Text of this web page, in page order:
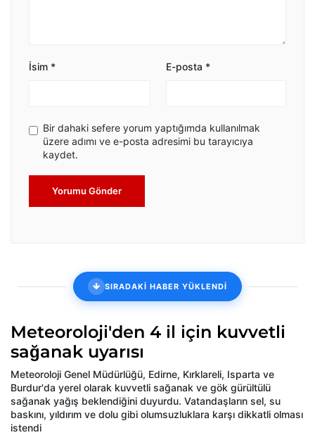
İsim * E-posta *
Bir dahaki sefere yorum yaptığımda kullanılmak
üzere adımı ve e-posta adresimi bu tarayıcıya
kaydet.
Yorumu Gönder
SIRADAKİ HABER YÜKLENDİ
Meteoroloji'den 4 il için kuvvetli
sağanak uyarısı
Meteoroloji Genel Müdürlüğü, Edirne, Kırklareli, Isparta ve
Burdur'da yerel olarak kuvvetli sağanak ve gök gürültülü
sağanak yağış beklendiğini duyurdu. Vatandaşların sel, su
baskını, yıldırım ve dolu gibi olumsuzluklara karşı dikkatli olması
istendi